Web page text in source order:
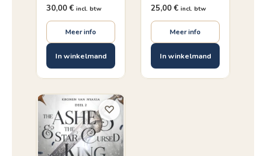
30,00 € incl. btw
Meer info
In winkelmand
25,00 € incl. btw
Meer info
In winkelmand
♡